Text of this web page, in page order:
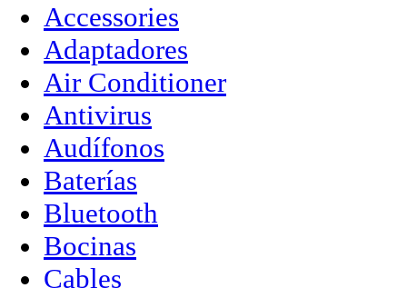
Accessories
Adaptadores
Air Conditioner
Antivirus
Audífonos
Baterías
Bluetooth
Bocinas
Cables